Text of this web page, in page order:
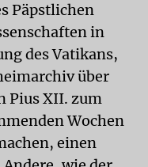
Päpstlichen
in
des Vatikans,
über
Pius XII. zum
Wochen
einen